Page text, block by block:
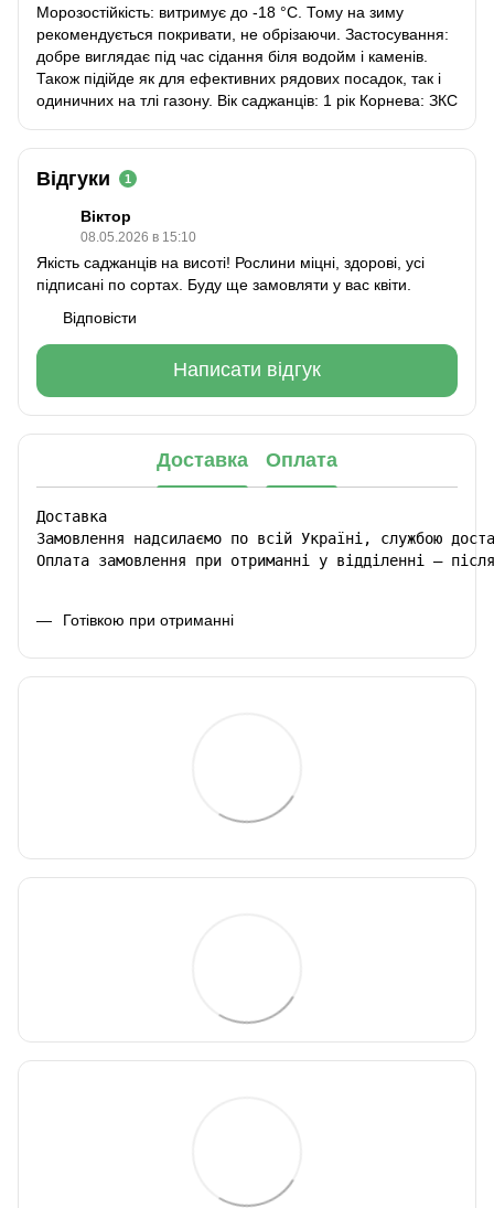
Морозостійкість: витримує до -18 °C. Тому на зиму
рекомендується покривати, не обрізаючи. Застосування:
добре виглядає під час сідання біля водойм і каменів.
Також підійде як для ефективних рядових посадок, так і
одиничних на тлі газону. Вік саджанців: 1 рік Корнева: ЗКС
Відгуки 1
Віктор
08.05.2026 в 15:10
Якість саджанців на висоті! Рослини міцні, здорові, усі
підписані по сортах. Буду ще замовляти у вас квіти.
Відповісти
Написати відгук
Доставка Оплата
Доставка
Замовлення надсилаємо по всій Україні, службою
Оплата замовлення при отриманні у відділенні –
Готівкою при отриманні